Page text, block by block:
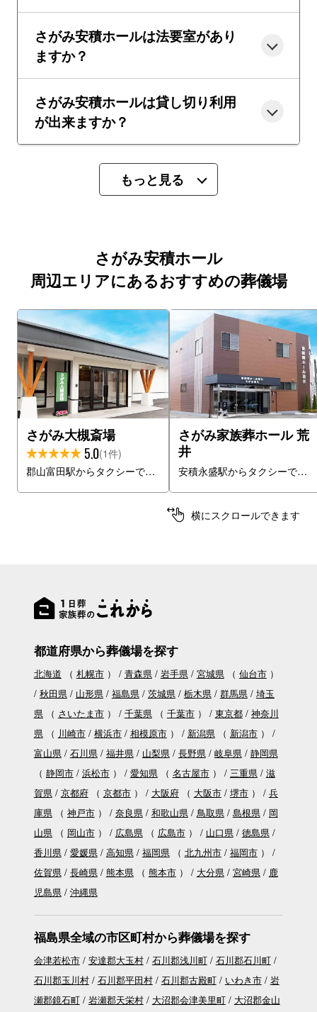
さがみ安積ホールは法要室があり
ますか？
さがみ安積ホールは貸し切り利用
が出来ますか？
もっと見る
さがみ安積ホール
周辺エリアにあるおすすめの葬儀場
さがみ大槻斎場
5.0(1件)
郡山富田駅からタクシーで13分
さがみ家族葬ホール 荒
井
安積永盛駅からタクシーで7分
横にスクロールできます
都道府県から葬儀場を探す
北海道 （ 札幌市） 青森県 岩手県 宮城県（ 仙台市）
秋田県
山形県 福島県 茨城県 栃木県 群馬県
埼玉
県（ さいたま市） 千葉県（ 千葉市） 東京都
神奈川
県（ 川崎市 横浜市 相模原市） 新潟県（ 新潟市）
富山県
石川県 福井県 山梨県 長野県 岐阜県
静岡県
（ 静岡市 浜松市） 愛知県（ 名古屋市） 三重県
滋
賀県
京都府（ 京都市） 大阪府（ 大阪市 堺市）
兵
庫県（ 神戸市） 奈良県 和歌山県 鳥取県 島根県
岡
山県（ 岡山市） 広島県（ 広島市） 山口県
徳島県
香川県
愛媛県 高知県 福岡県（ 北九州市 福岡市）
佐賀県
長崎県 熊本県（ 熊本市） 大分県 宮崎県
鹿
児島県
沖縄県
福島県全域の市区町村から葬儀場を探す
会津若松市 安達郡大玉村 石川郡浅川町
石川郡石川町
石川郡玉川村
石川郡平田村 石川郡古殿町 いわき市
岩
瀬郡鏡石町
岩瀬郡天栄村 大沼郡会津美里町
大沼郡金山